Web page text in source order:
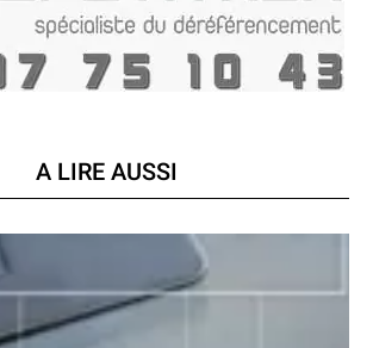
A LIRE AUSSI